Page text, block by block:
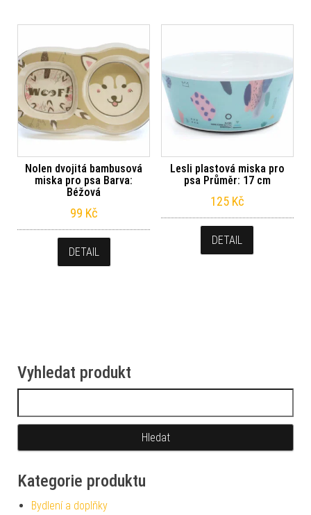
Nolen dvojitá bambusová
miska pro psa Barva:
Béžová
99 Kč
DETAIL
Lesli plastová miska pro
psa Průměr: 17 cm
125 Kč
DETAIL
Vyhledat produkt
Kategorie produktu
Bydlení a doplňky